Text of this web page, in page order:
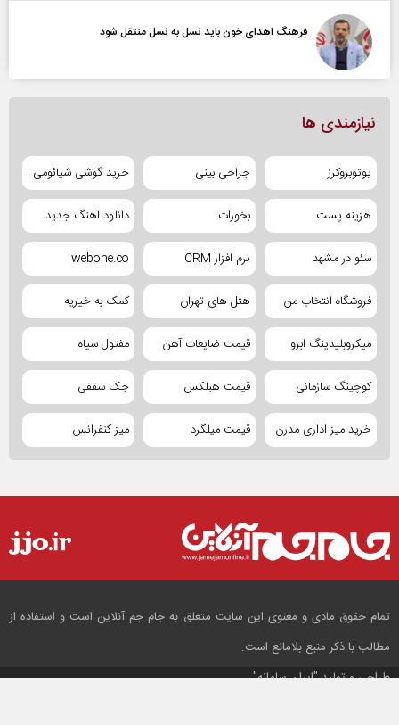
فرهنگ اهدای خون باید نسل به نسل منتقل شود
نیازمندی ها
یوتوبروکرز جراحی بینی خرید گوشی شیائومی
هزینه پست بخورات دانلود آهنگ جدید
سئو در مشهد نرم افزار CRM webone.co
فروشگاه انتخاب من هتل های تهران کمک به خیریه
میکروبلیدینگ ابرو قیمت ضایعات آهن مفتول سیاه
کوچینگ سازمانی قیمت هبلکس جک سقفی
خرید میز اداری مدرن قیمت میلگرد میز کنفرانس
تمام حقوق مادی و معنوی این سایت متعلق به جام جم آنلاین است و استفاده از
مطالب با ذکر منبع بلامانع است.
طراحی و تولید"ایران سامانه"